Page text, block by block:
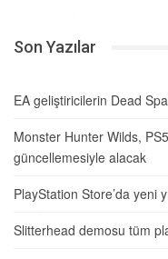
Son Yazılar
EA geliştiricilerin Dead
Monster Hunter Wilds,
güncellemesiyle alacak
PlayStation Store’da yeni
Slitterhead demosu tüm